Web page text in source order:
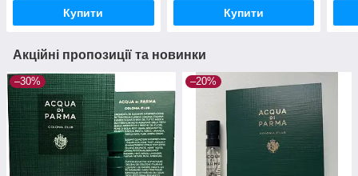
Купити Купити
Акційні пропозиції та новинки
–30% –20%